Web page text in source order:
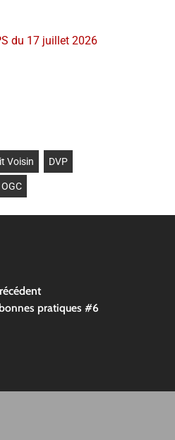
du 17 juillet 2026
Voisin DVP
OGC
pratiques #6